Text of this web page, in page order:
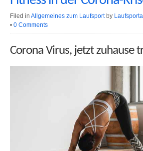
Filed in Allgemeines zum Laufsport by
• 0 Comments
Corona Virus, jetzt zuhause